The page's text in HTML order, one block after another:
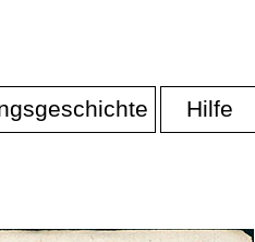
Hilfe